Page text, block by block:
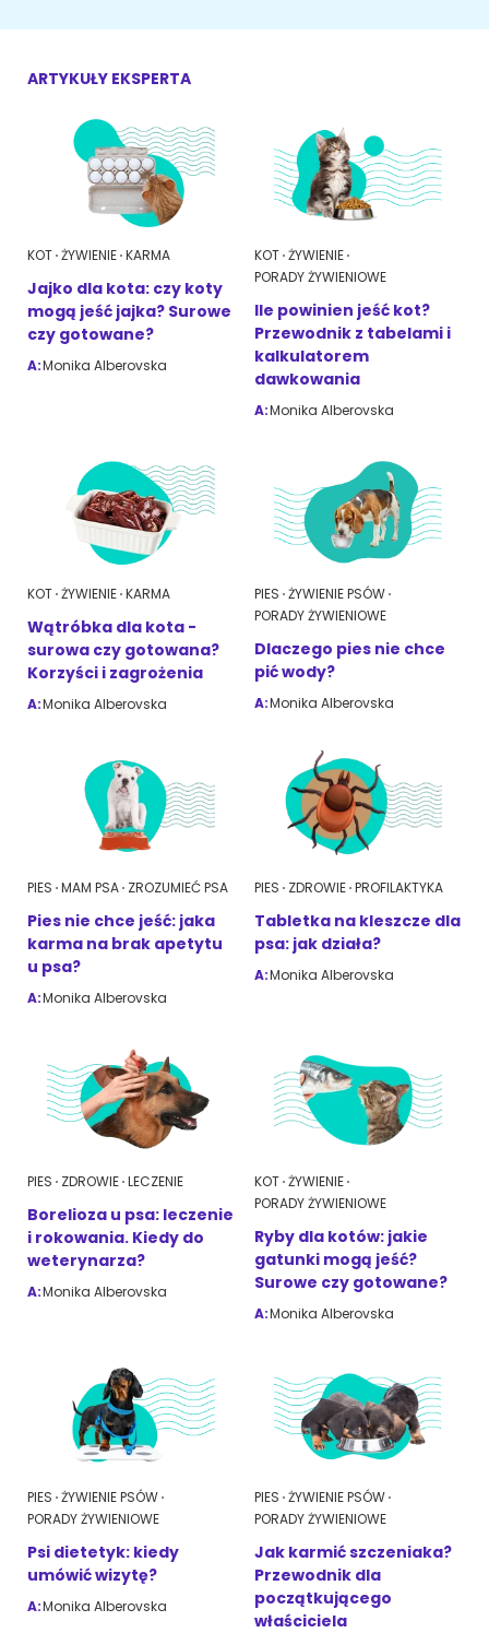
Porady żywieniowe
Przysmaki i suplementy
SZKOLENIE PSÓW
Zachowanie
Szkolenie
MAM PSA
Szczeniak w domu
Akcesoria dla psa
RASY PSÓW
Sznaucer miniaturowy
Golden retriever
Buldog francuski
Owczarek niemiecki
Przyjazne miejsca Adopcje
ZoociaLove News
Przysmaki i suplementy
MAM KOTA
Mały kotek w domu
Życie z kotem
Akcesoria dla kota
RASY KOTÓW
Kot brytyjski
Kot syberyjski
Kot perski
OPIEKA DZIENNA
Znajdź petsittera
ARTYKUŁY EKSPERTA
KOT ŻYWIENIE KARMA
Jajko dla kota: czy koty
mogą jeść jajka? Surowe
czy gotowane?
A:Monika Alberovska
KOT ŻYWIENIE
PORADY ŻYWIENIOWE
Ile powinien jeść kot?
Przewodnik z tabelami i
kalkulatorem
dawkowania
A:Monika Alberovska
KOT ŻYWIENIE KARMA
Wątróbka dla kota -
surowa czy gotowana?
Korzyści i zagrożenia
A:Monika Alberovska
PIES ŻYWIENIE PSÓW
PORADY ŻYWIENIOWE
Dlaczego pies nie chce
pić wody?
A:Monika Alberovska
PIES MAM PSA ZROZUMIEĆ PSA
Pies nie chce jeść: jaka
karma na brak apetytu
u psa?
A:Monika Alberovska
PIES ZDROWIE PROFILAKTYKA
Tabletka na kleszcze dla
psa: jak działa?
A:Monika Alberovska
PIES ZDROWIE LECZENIE
Borelioza u psa: leczenie
i rokowania. Kiedy do
weterynarza?
A:Monika Alberovska
KOT ŻYWIENIE
PORADY ŻYWIENIOWE
Ryby dla kotów: jakie
gatunki mogą jeść?
Surowe czy gotowane?
A:Monika Alberovska
PIES ŻYWIENIE PSÓW
PORADY ŻYWIENIOWE
Psi dietetyk: kiedy
umówić wizytę?
A:Monika Alberovska
PIES ŻYWIENIE PSÓW
PORADY ŻYWIENIOWE
Jak karmić szczeniaka?
Przewodnik dla
początkującego
właściciela